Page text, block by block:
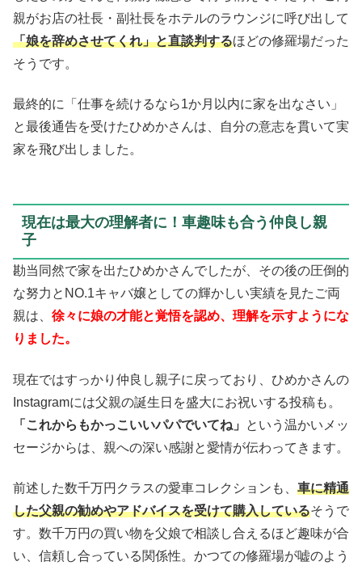
親がお店の社長・副社長をホテルのラウンジに呼び出して
「娘を辞めさせてくれ」と直談判するほどの修羅場だった
そうです。
最終的に「仕事を続けるなら1か月以内に家を出なさい」
と最後通告を受けたひめかさんは、自分の意志を貫いて実
家を飛び出しました。
現在は最大の理解者に！車趣味も合う仲良し親
子
勘当同然で家を出たひめかさんでしたが、その後の圧倒的
な努力とNO.1キャバ嬢としての輝かしい実績を見たご両
親は、 徐々に娘の才能と覚悟を認め、理解を示すようにな
りました。
現在ではすっかり仲良し親子に戻っており、ひめかさんの
Instagramには父親の誕生日を盛大にお祝いする投稿も。
「これからもかっこいいパパでいてね」
という温かいメッ
セージからは、親への深い感謝と愛情が伝わってきます。
前述した数千万円クラスの愛車コレクションも、 車に精通
した父親の勧めやアドバイスを受けて購入しているそうで
す。数千万円の買い物を父娘で相談し合えるほど趣味が合
い、信頼し合っている関係性。かつての修羅場が嘘のよう